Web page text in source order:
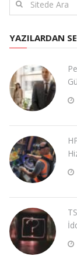
YAZILARDAN